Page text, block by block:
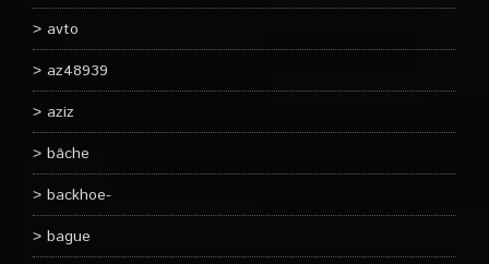
avto
az48939
aziz
bâche
backhoe-
bague